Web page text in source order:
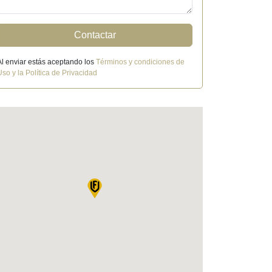
Contactar
enviar estás aceptando los Términos y condiciones de
y la Política de Privacidad